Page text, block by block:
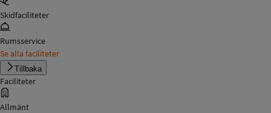
Skidfaciliteter
Rumsservice
Se alla faciliteter
Tillbaka
Faciliteter
Allmänt